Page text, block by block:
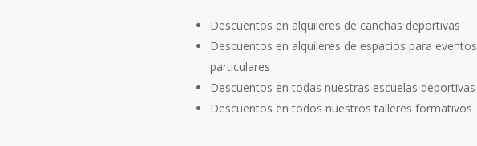
Descuentos en alquileres de canchas deportivas
Descuentos en alquileres de espacios para eventos
particulares
Descuentos en todas nuestras escuelas deportivas
Descuentos en todos nuestros talleres formativos